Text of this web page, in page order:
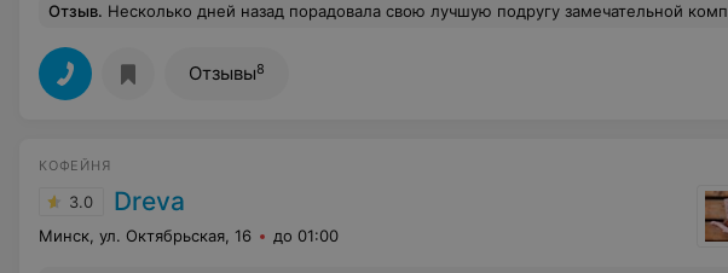
Отзыв. Несколько дней назад порадовала свою лучшую подругу замечательной композицией. Все безумно понравилось! Большое спасибо продавцам-консультантам за совет! Я просто влюбилась в Ваши товары! Когда искала композицию для подарка, просматривала много разных предложений в каталоге, но такую интересную, необычную нашла только здесь. Всем советую! Ждите нас еще!))
Отзывы8
КОФЕЙНЯ
3.0 Dreva
Минск, ул. Октябрьская, 16 до 01:00